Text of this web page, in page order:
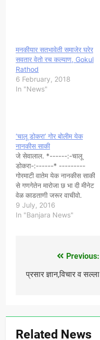
मनकीयार सतभावेती समाजेर घरेर
सवतार वेतो रच कल्याण, Gokul
Rathod
6 February, 2018
In "News"
‘चालू डोकरा’ गोर बोलीम येक
नानकीस साकी
जे सेवालाल. *------:-चालू
डोकरा-:------* ---------
गोरमाटी वातेम येक नानकीस साकी
से गणगेतेन मारोजा छ भा दी मीनेट
वेळ काडताणी जरूर वाचीवो.
कवी. *आमगोत रवी सूभीया पवार*
वोवडी रानेम वोर खेतेसामून(वावर)
9 July, 2016
In "Banjara News"
navigation
Previous:
प्रसार ज्ञान,विचार व सल्ला
Related News